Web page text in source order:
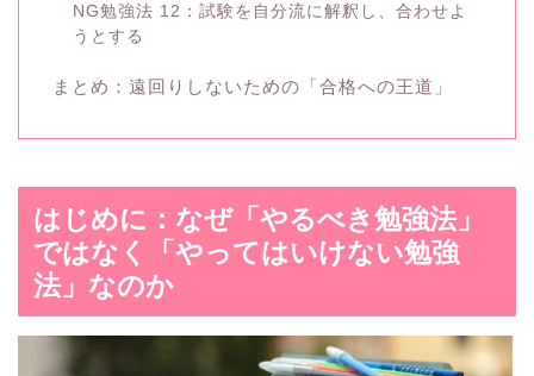
NG勉強法 12：試験を自分流に解釈し、合わせよ
うとする
まとめ：遠回りしないための「合格への王道」
はじめに：なぜ「やるべき勉強法」
ではなく「やってはいけない勉強
法」なのか